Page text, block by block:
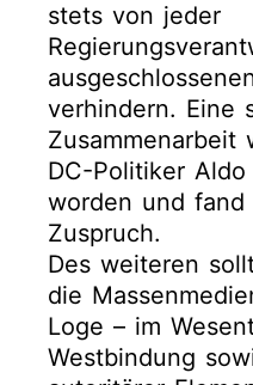
stets von jeder
verhindern. Eine
Zusammenarbeit
DC-Politiker
worden und fand
Zuspruch.
Des weiteren
die
Loge – im
Westbindung